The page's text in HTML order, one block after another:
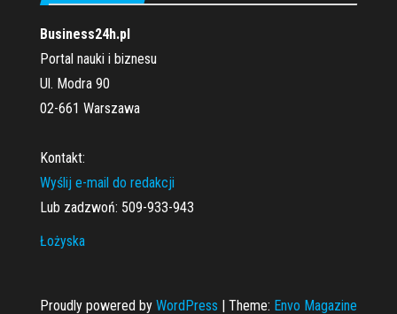
Business24h.pl
Portal nauki i biznesu
Ul. Modra 90
02-661 Warszawa
Kontakt:
Wyślij e-mail do redakcji
Lub zadzwoń: 509-933-943
Łożyska
Proudly powered by WordPress | Theme: Envo Magazine